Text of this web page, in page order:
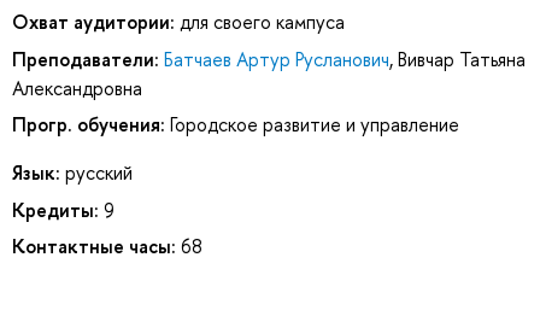
Охват аудитории: для своего кампуса
Преподаватели: Батчаев Артур Русланович,Вивчар Татьяна
Александровна
Прогр. обучения: Городское развитие и управление
Язык: русский
Кредиты: 9
Контактные часы: 68